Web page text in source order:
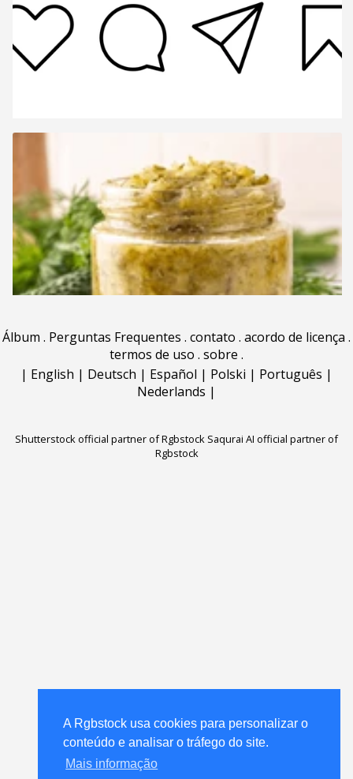
A Rgbstock usa cookies para personalizar o
conteúdo e analisar o tráfego do site.
Mais informação
A Rgbstock usa cookies para personalizar o
conteúdo e analisar o tráfego do site.
Mais informação
Álbum . Perguntas Frequentes . contato . acordo de licença .
termos de uso . sobre .
| English | Deutsch | Español | Polski | Português |
Nederlands |
Shutterstock official partner of Rgbstock Saqurai AI official partner of
Rgbstock